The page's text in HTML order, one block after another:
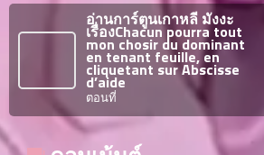
อ่านการ์ตูนเกาหลี มังงะ
เรื่องChacun pourra tout
mon chosir du dominant
en tenant feuille, en
cliquetant sur Abscisse
d’aide
ตอนที่
ม
34
ที่